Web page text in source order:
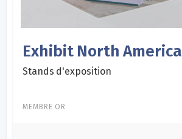
Exhibit North America
Stands d'exposition
MEMBRE OR